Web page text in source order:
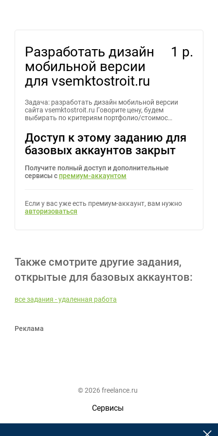
Разработать дизайн
мобильной версии
для vsemktostroit.ru
1 р.
Задача: разработать дизайн мобильной версии
сайта vsemktostroit.ru Говорите цену, будем
выбирать по критериям портфолио/стоимос…
Доступ к этому заданию для
базовых аккаунтов закрыт
Получите полный доступ и дополнительные
сервисы с премиум-аккаунтом
Если у вас уже есть премиум-аккаунт, вам нужно
авторизоваться
Также смотрите другие задания,
открытые для базовых аккаунтов:
все задания - удаленная работа
Реклама
© 2026 freelance.ru
Сервисы
Помощь